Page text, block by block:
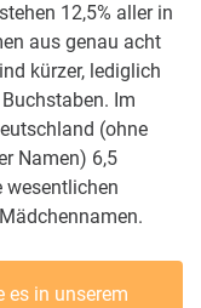
12,5% aller in
aus genau acht
kürzer, lediglich
Im
(ohne
Namen) 6,5
wesentlichen
es in unserem